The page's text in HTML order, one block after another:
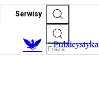
Serwisy
Publicystyka